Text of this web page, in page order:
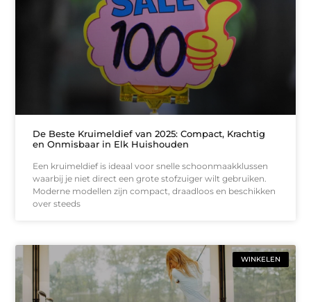
De Beste Kruimeldief van 2025: Compact, Krachtig
en Onmisbaar in Elk Huishouden
Een kruimeldief is ideaal voor snelle schoonmaakklussen
waarbij je niet direct een grote stofzuiger wilt gebruiken.
Moderne modellen zijn compact, draadloos en beschikken
over steeds
WINKELEN